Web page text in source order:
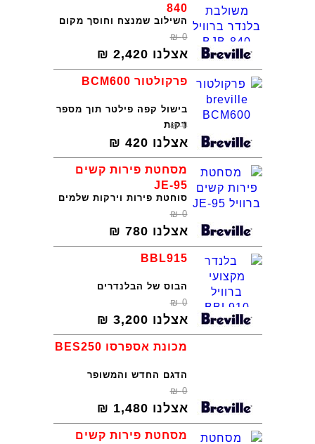
840
השילוב שמנצח וחוסך מקום
0
₪
אצלנו 2,420
₪
פרקולטור BCM600
בישול קפה פילטר תוך מספר
דקות
0
₪
אצלנו 420
₪
מסחטת פירות קשים
JE-95
סוחטת פירות וירקות שלמים
0
₪
אצלנו 780
₪
BBL915
הבוס של הבלנדרים
0
₪
אצלנו 3,200
₪
מכונת אספרסו BES250
הדגם החדש והמשופר
0
₪
אצלנו 1,480
₪
מסחטת פירות קשים